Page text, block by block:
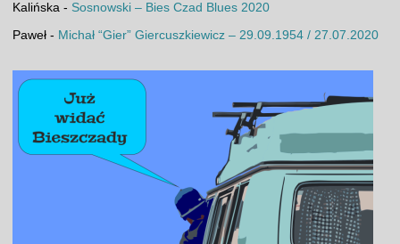
Kalińska- Sosnowski – Bies Czad Blues 2020
Paweł- Michał “Gier” Giercuszkiewicz – 29.09.1954 / 27.07.2020